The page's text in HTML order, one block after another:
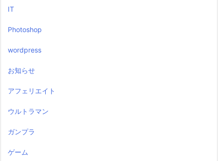
IT
Photoshop
wordpress
お知らせ
アフェリエイト
ウルトラマン
ガンプラ
ゲーム